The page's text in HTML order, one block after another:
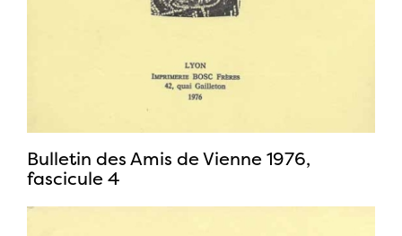
Bulletin des Amis de Vienne 1976,
fascicule 4